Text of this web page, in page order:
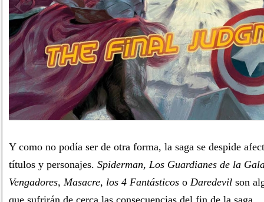
Y como no podía ser de otra forma, la saga se despide
títulos y personajes. Spiderman, Los Guardianes de la
Vengadores, Masacre, los 4 Fantásticos o Daredevil son
que sufrirán de cerca las consecuencias del fin de la saga.